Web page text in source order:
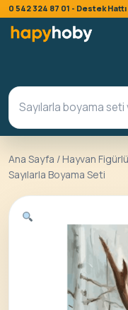
0 542 324 87 01 - Destek
Ana Sayfa / Hayvan
Sayılarla Boyama Seti